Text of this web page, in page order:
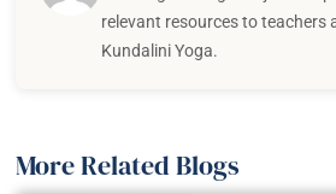
relevant resources to teachers
Kundalini Yoga.
More Related Blogs